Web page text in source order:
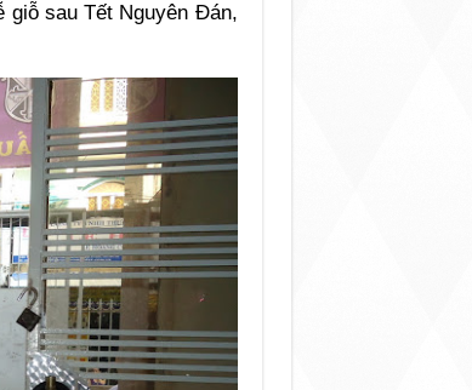
giỗ sau Tết Nguyên Đán,